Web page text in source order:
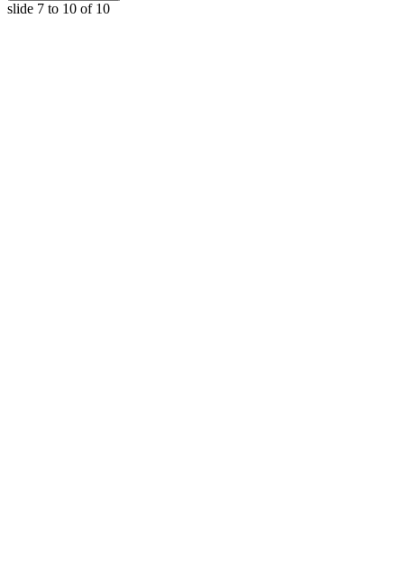
slide 7 to 10 of 10